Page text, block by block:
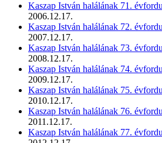
Kaszap István halálának 71.
2006.12.17.
Kaszap István halálának 72.
2007.12.17.
Kaszap István halálának 73.
2008.12.17.
Kaszap István halálának 74.
2009.12.17.
Kaszap István halálának 75.
2010.12.17.
Kaszap István halálának 76.
2011.12.17.
Kaszap István halálának 77.